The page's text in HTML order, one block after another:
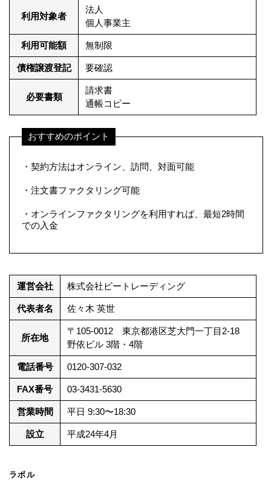
利用対象者
法人
個人事業主
利用可能額 無制限
債権譲渡登記 要確認
必要書類
請求書
通帳コピー
おすすめのポイント
・契約方法はオンライン、訪問、対面可能
・注文書ファクタリング可能
・オンラインファクタリングを利用すれば、最短2時間
での入金
運営会社 株式会社ビートレーディング
代表者名 佐々木 英世
所在地
〒105-0012 東京都港区芝大門一丁目2-18
野依ビル 3階・4階
電話番号 0120-307-032
FAX番号 03-3431-5630
営業時間 平日 9:30〜18:30
設立 平成24年4月
ラボル